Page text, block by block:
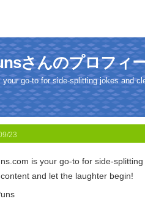
さんのプロフィ
go-to for side-splitting jokes and
23
is your go-to for side-
and let the laughter begin!